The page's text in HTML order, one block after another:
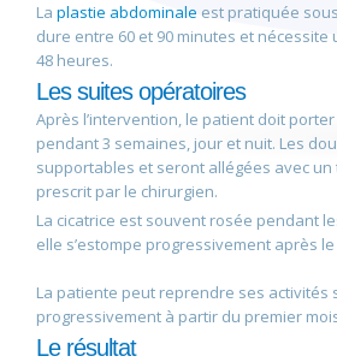
La plastie abdominale est pratiquée
dure entre 60 et 90 minutes et
48 heures.
Les suites opératoires
Après l’intervention, le patient doit
pendant 3 semaines, jour et nuit. Les
supportables et seront allégées avec
prescrit par le chirurgien.
La cicatrice est souvent rosée pendant
elle s’estompe progressivement après
La patiente peut reprendre ses activités
progressivement à partir du premier
Le résultat